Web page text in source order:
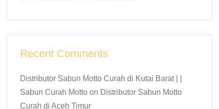
Recent Comments
Distributor Sabun Motto Curah di Kutai Barat | |
Sabun Curah Motto on Distributor Sabun Motto
Curah di Aceh Timur